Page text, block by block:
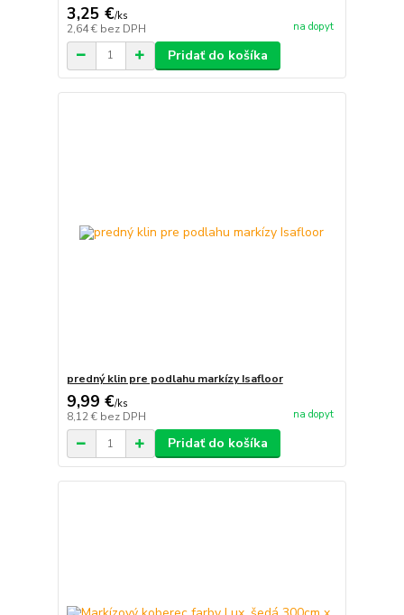
3,25 €/ks
2,64 € bez DPH na dopyt
Pridať do košíka
predný klin pre podlahu markízy Isafloor
9,99 €/ks
8,12 € bez DPH na dopyt
Pridať do košíka